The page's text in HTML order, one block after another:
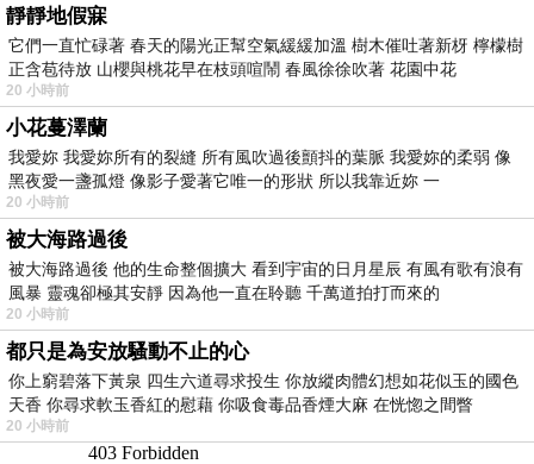
靜靜地假寐
它們一直忙碌著 春天的陽光正幫空氣緩緩加溫 樹木催吐著新枒 檸檬樹
正含苞待放 山櫻與桃花早在枝頭喧鬧 春風徐徐吹著 花園中花
20 小時前
小花蔓澤蘭
我愛妳 我愛妳所有的裂縫 所有風吹過後顫抖的葉脈 我愛妳的柔弱 像
黑夜愛一盞孤燈 像影子愛著它唯一的形狀 所以我靠近妳 一
20 小時前
被大海路過後
被大海路過後 他的生命整個擴大 看到宇宙的日月星辰 有風有歌有浪有
風暴 靈魂卻極其安靜 因為他一直在聆聽 千萬道拍打而來的
20 小時前
都只是為安放騷動不止的心
你上窮碧落下黃泉 四生六道尋求投生 你放縱肉體幻想如花似玉的國色
天香 你尋求軟玉香紅的慰藉 你吸食毒品香煙大麻 在恍惚之間瞥
20 小時前